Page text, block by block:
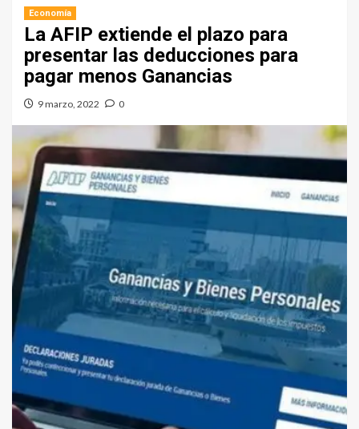
Economía
La AFIP extiende el plazo para
presentar las deducciones para
pagar menos Ganancias
9 marzo, 2022 0